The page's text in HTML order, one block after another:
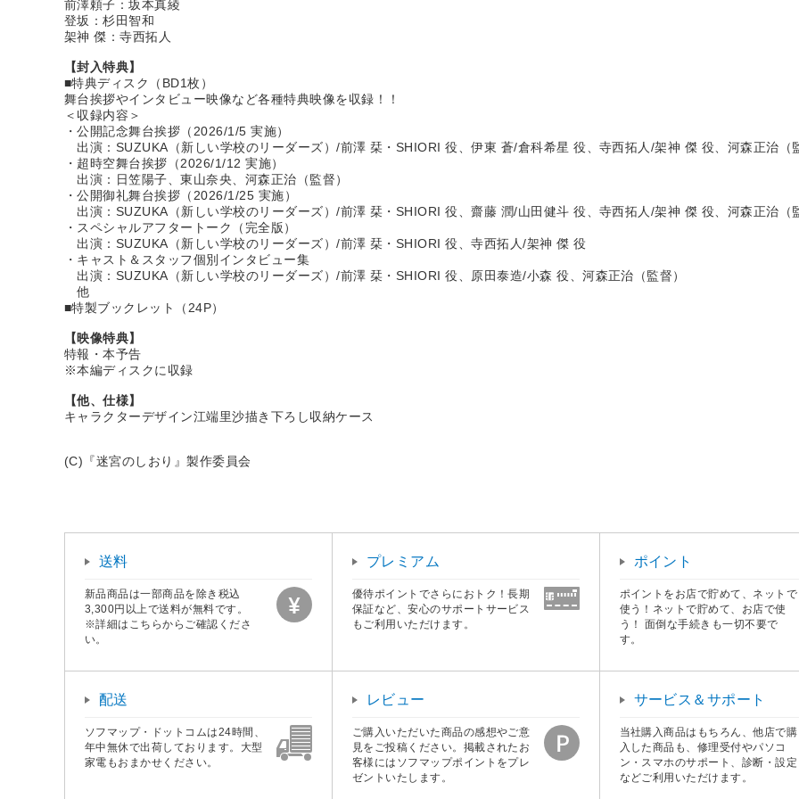
前澤頼子：坂本真綾
登坂：杉田智和
架神 傑：寺西拓人
【封入特典】
■特典ディスク（BD1枚）
舞台挨拶やインタビュー映像など各種特典映像を収録！！
＜収録内容＞
・公開記念舞台挨拶（2026/1/5 実施）
出演：SUZUKA（新しい学校のリーダーズ）/前澤 栞・SHIORI 役、伊東 蒼/倉科希星 役、寺西拓人/架神 傑 役、河森正治（
・超時空舞台挨拶（2026/1/12 実施）
出演：日笠陽子、東山奈央、河森正治（監督）
・公開御礼舞台挨拶（2026/1/25 実施）
出演：SUZUKA（新しい学校のリーダーズ）/前澤 栞・SHIORI 役、齋藤 潤/山田健斗 役、寺西拓人/架神 傑 役、河森正治（
・スペシャルアフタートーク（完全版）
出演：SUZUKA（新しい学校のリーダーズ）/前澤 栞・SHIORI 役、寺西拓人/架神 傑 役
・キャスト＆スタッフ個別インタビュー集
出演：SUZUKA（新しい学校のリーダーズ）/前澤 栞・SHIORI 役、原田泰造/小森 役、河森正治（監督）
他
■特製ブックレット（24P）
【映像特典】
特報・本予告
※本編ディスクに収録
【他、仕様】
キャラクターデザイン江端里沙描き下ろし収納ケース
(C)『迷宮のしおり』製作委員会
送料
新品商品は一部商品を除き税込
3,300円以上で送料が無料です。
※詳細はこちらからご確認くださ
い。
プレミアム
優待ポイントでさらにおトク！長期
保証など、安心のサポートサービス
もご利用いただけます。
ポイント
ポイントをお店で貯めて、ネットで
使う！ネットで貯めて、お店で使
う！ 面倒な手続きも一切不要で
す。
配送
ソフマップ・ドットコムは24時間、
年中無休で出荷しております。大型
家電もおまかせください。
レビュー
ご購入いただいた商品の感想やご意
見をご投稿ください。掲載されたお
客様にはソフマップポイントをプレ
ゼントいたします。
サービス＆サポート
当社購入商品はもちろん、他店で購
入した商品も、修理受付やパソコ
ン・スマホのサポート、診断・設定
などご利用いただけます。